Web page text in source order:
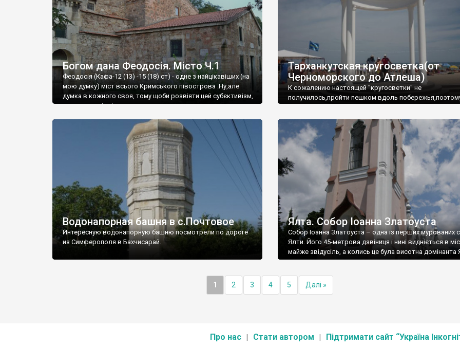
Богом дана Феодосія. Місто Ч.1
Феодосія (Кафа-12 (13) -15 (18) ст) - одне з найцікавіших (на
мою думку) міст всього Кримського півострова .Ну,але
думка в кожного своя, тому щоби розвіяти цей субєктивізм,
запрошую відвідати це
Тарханкутская кругосветка(от
Черноморского до Атлеша)
К сожалению настоящей "кругосветки" не
получилось,пройти пешком вдоль
Водонапорная башня в с.Почтовое
Интересную водонапорную башню посмотрели по дороге
из Симферополя в Бахчисарай.
Ялта. Собор Іоанна Златоуста
Собор Іоанна Златоуста – одна із перших мурованих
Ялти. Його 45-метрова дзвіниця і нині видніється в
майже звідусіль, а колись це була висотна домінанта
1 2 3 4 5 Далі »
Про нас Стати автором Підтримати сайт “Україна